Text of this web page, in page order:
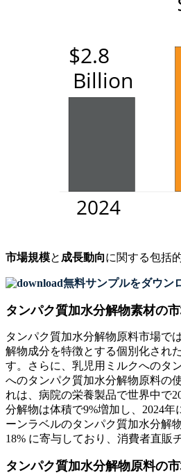
市場規模と 成長動向に関する包括
無料サンプルをダウン
タンパク質加水分解物素材の
タンパク質加水分解物原料市場で
解物成分を特徴とする個別化され
す。さらに、乳児用ミルクへのタ
へのタンパク質加水分解物原料の
れは、病院の栄養製品で世界中で
分解物は体積で9%増加し、2024
ーンラベルのタンパク質加水分解
18% に寄与しており、消費者直販
タンパク質加水分解物原料の